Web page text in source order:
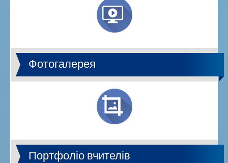
Фотогалерея
Портфоліо вчителів